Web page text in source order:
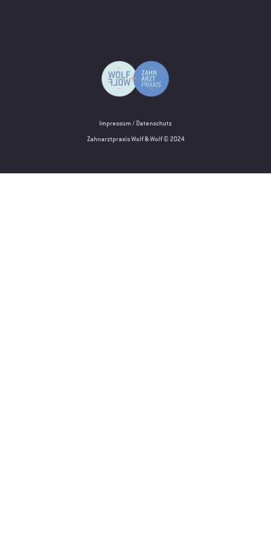
Impressum / Datenschutz
Zahnarztpraxis Wolf & Wolf © 2024